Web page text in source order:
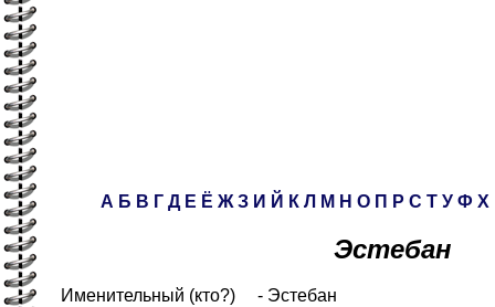
А Б В Г Д Е Ё Ж З И Й К Л М Н О П Р С Т У Ф Х
Эстебан
Именительный (кто?) - Эстебан